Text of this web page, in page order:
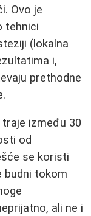
Ovo je
tehnici
(lokalna
i,
prethodne
između 30
od
se koristi
budni tokom
ali ne i